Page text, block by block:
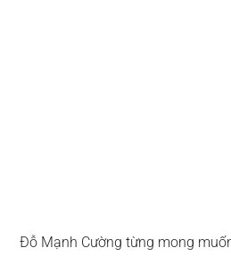
Đỗ Mạnh Cường từng mong